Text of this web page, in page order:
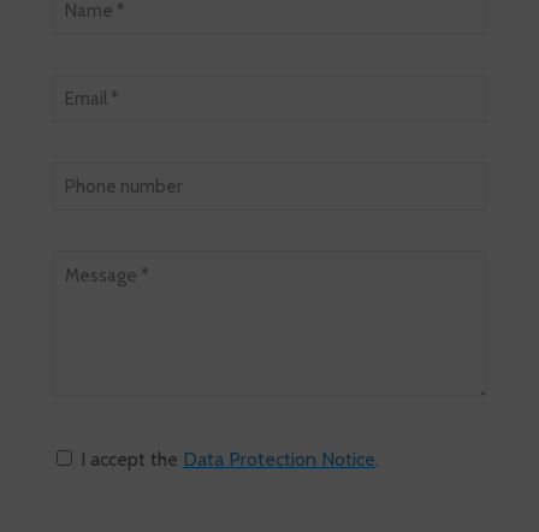
I accept the Data Protection Notice.